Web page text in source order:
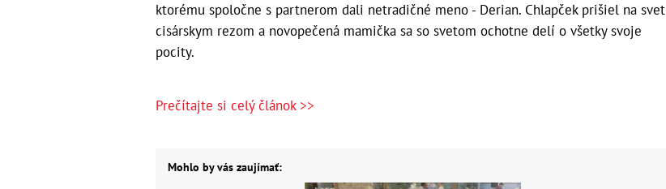
ktorému spoločne s partnerom dali netradičné meno - Derian. Chlapček prišiel na svet
cisárskym rezom a novopečená mamička sa so svetom ochotne delí o všetky svoje
pocity.
Prečítajte si celý článok >>
Mohlo by vás zaujímať: